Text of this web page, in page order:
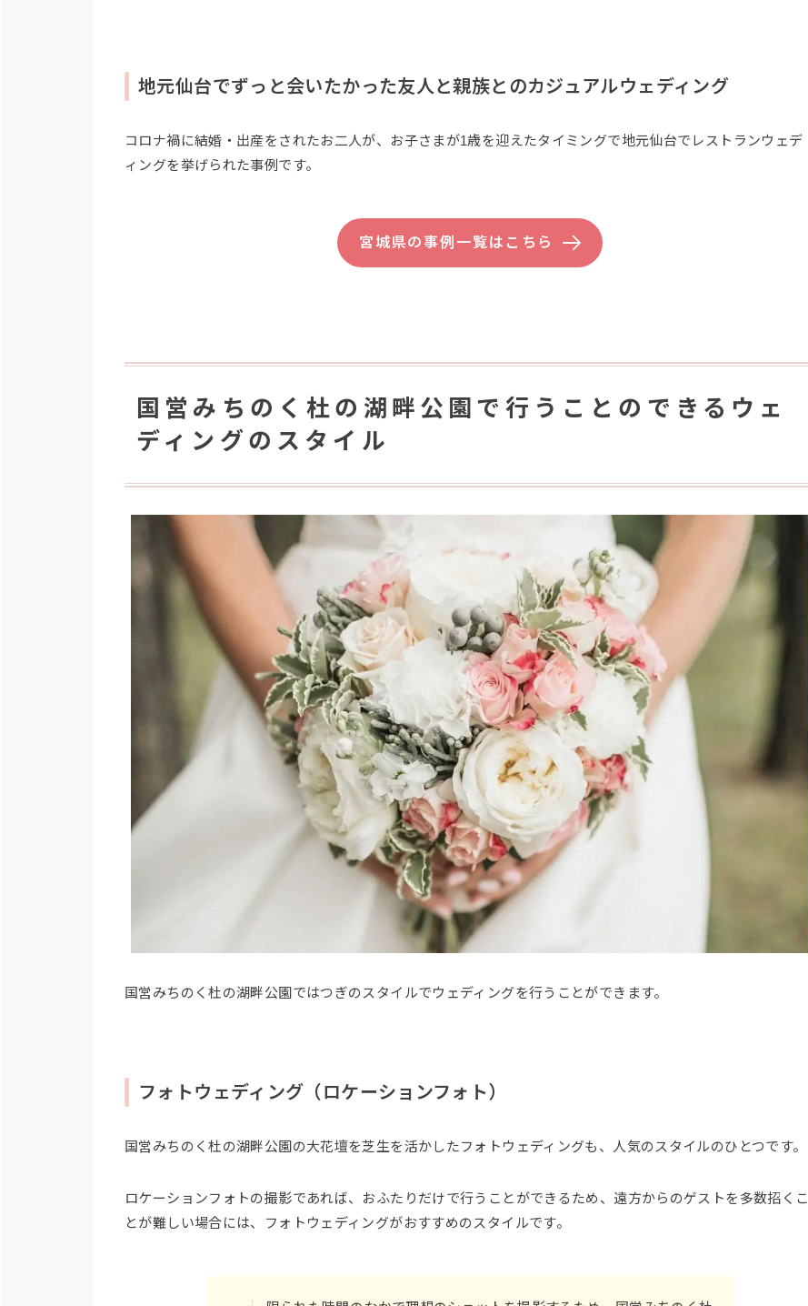
地元仙台でずっと会いたかった友人と親族とのカジュアルウェディング
コロナ禍に結婚・出産をされたお二人が、お子さまが1歳を迎えたタイミングで地元仙台でレストランウェデ
ィングを挙げられた事例です。
宮城県の事例一覧はこちら
国営みちのく杜の湖畔公園で行うことのできるウェ
ディングのスタイル
国営みちのく杜の湖畔公園ではつぎのスタイルでウェディングを行うことができます。
フォトウェディング（ロケーションフォト）
国営みちのく杜の湖畔公園の大花壇を芝生を活かしたフォトウェディングも、人気のスタイルのひとつです。
ロケーションフォトの撮影であれば、おふたりだけで行うことができるため、遠方からのゲストを多数招くこ
とが難しい場合には、フォトウェディングがおすすめのスタイルです。